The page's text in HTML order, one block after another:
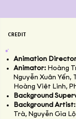
CREDIT
Animation
Animator: Hoàng
Nguyễn Xuân Yến,
Hoàng Việt Linh,
Background
Background Artist:
Trà, Nguyễn Gia